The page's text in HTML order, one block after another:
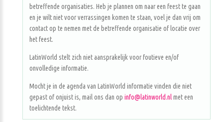
betreffende organisaties. Heb je plannen om naar een feest te gaan
en je wilt niet voor verrassingen komen te staan, voel je dan vrij om
contact op te nemen met de betreffende organisatie of locatie over
het feest.
LatinWorld stelt zich niet aansprakelijk voor foutieve en/of
onvolledige informatie.
Mocht je in de agenda van LatinWorld informatie vinden die niet
gepast of onjuist is, mail ons dan op info@latinworld.nlmet een
toelichtende tekst.